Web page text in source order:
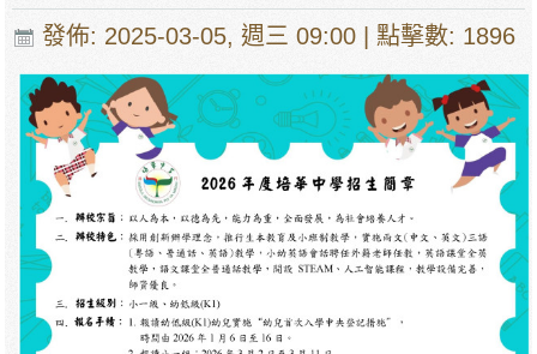
發佈: 2025-03-05, 週三 09:00 | 點擊數: 1896